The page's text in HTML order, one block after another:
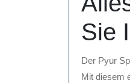
Sie
Der Pyur
Mit diesem